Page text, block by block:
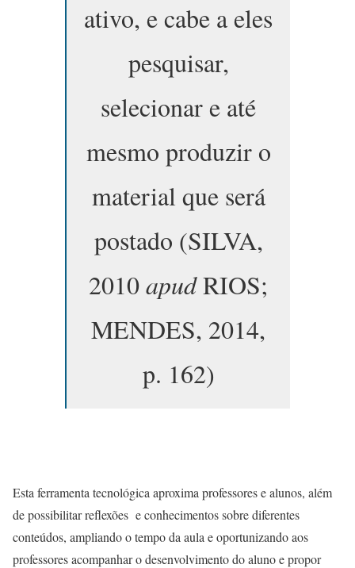
ativo, e cabe a eles
pesquisar,
selecionar e até
mesmo produzir o
material que será
postado (SILVA,
2010apudRIOS;
MENDES, 2014,
p. 162)
Esta ferramenta tecnológica aproxima professores e alunos, além
de possibilitar reflexões e conhecimentos sobre diferentes
conteúdos, ampliando o tempo da aula e oportunizando aos
professores acompanhar o desenvolvimento do aluno e propor